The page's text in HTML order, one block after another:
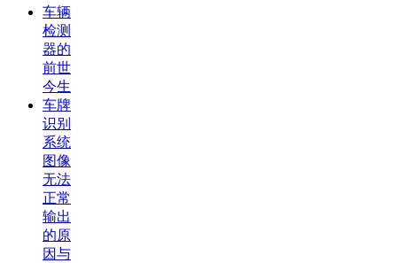
车辆
检测
器的
前世
今生
车牌
识别
系统
图像
无法
正常
输出
的原
因与